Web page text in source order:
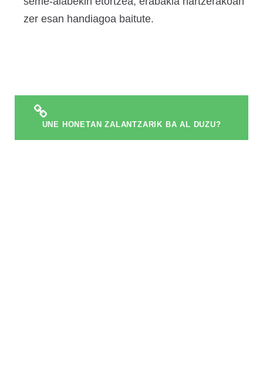
zer esan handiagoa baitute.
UNE HONETAN ZALANTZARIK BA AL DUZU?